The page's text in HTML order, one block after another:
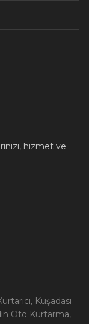
hizmet ve
Kuşadası
Oto Kurtarma,